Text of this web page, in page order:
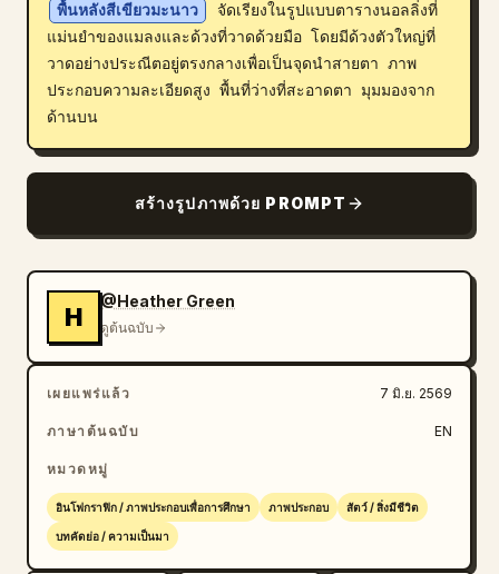
อัปเดต
พื้นหลังสีเขียวมะนาว
จัดเรียงในรูปแบบตารางนอลลิ่งที่
แม่นยำของแมลงและด้วงที่วาดด้วยมือ โดยมีด้วงตัวใหญ่ที่
วาดอย่างประณีตอยู่ตรงกลางเพื่อเป็นจุดนำสายตา ภาพ
ประกอบความละเอียดสูง พื้นที่ว่างที่สะอาดตา มุมมองจาก
ด้านบน
สร้างรูปภาพด้วย PROMPT
H
@Heather Green
ดูต้นฉบับ
เผยแพร่แล้ว 7 มิ.ย. 2569
ภาษาต้นฉบับ EN
หมวดหมู่
อินโฟกราฟิก / ภาพประกอบเพื่อการศึกษา ภาพประกอบ สัตว์ / สิ่งมีชีวิต
บทคัดย่อ / ความเป็นมา